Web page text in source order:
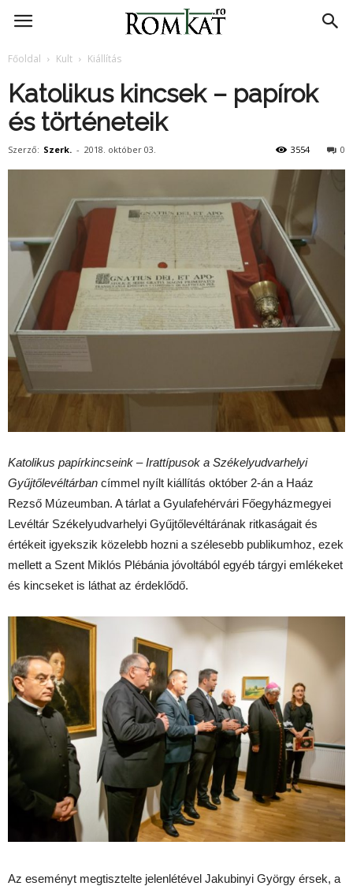
RomKat.ro
Főoldal Kult Kiállítás
Katolikus kincsek – papírok
és történeteik
Szerző: Szerk. - 2018. október 03. 0
3554
Katolikus papírkincseink –Irattípusok a Székelyudvarhelyi
Gyűjtőlevéltárban címmel nyílt kiállítás október 2-án a Haáz
Rezső Múzeumban. A tárlat a Gyulafehérvári Főegyházmegyei
Levéltár Székelyudvarhelyi Gyűjtőlevéltárának ritkaságait és
értékeit igyekszik közelebb hozni a szélesebb publikumhoz, ezek
mellett a Szent Miklós Plébánia jóvoltából egyéb tárgyi emlékeket
és kincseket is láthat az érdeklődő.
Az eseményt megtisztelte jelenlétével Jakubinyi György érsek, a